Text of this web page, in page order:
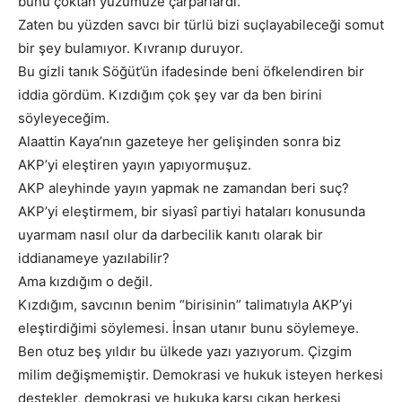
Zaten bu yüzden savcı bir türlü bizi suçlayabileceği somut
bir şey bulamıyor. Kıvranıp duruyor.
Bu gizli tanık Söğüt’ün ifadesinde beni öfkelendiren bir
iddia gördüm. Kızdığım çok şey var da ben birini
söyleyeceğim.
Alaattin Kaya’nın gazeteye her gelişinden sonra biz
AKP’yi eleştiren yayın yapıyormuşuz.
AKP aleyhinde yayın yapmak ne zamandan beri suç?
AKP’yi eleştirmem, bir siyasî partiyi hataları konusunda
uyarmam nasıl olur da darbecilik kanıtı olarak bir
iddianameye yazılabilir?
Ama kızdığım o değil.
Kızdığım, savcının benim “birisinin” talimatıyla AKP’yi
eleştirdiğimi söylemesi. İnsan utanır bunu söylemeye.
Ben otuz beş yıldır bu ülkede yazı yazıyorum. Çizgim
milim değişmemiştir. Demokrasi ve hukuk isteyen herkesi
destekler, demokrasi ve hukuka karşı çıkan herkesi